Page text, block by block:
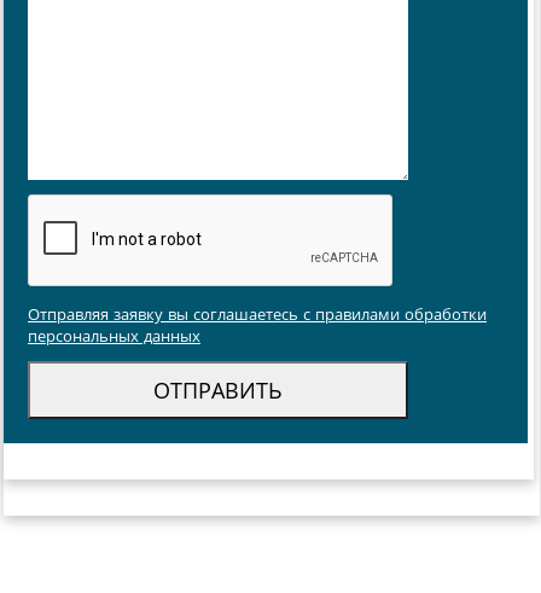
Отправляя заявку вы соглашаетесь с правилами обработки
персональных данных